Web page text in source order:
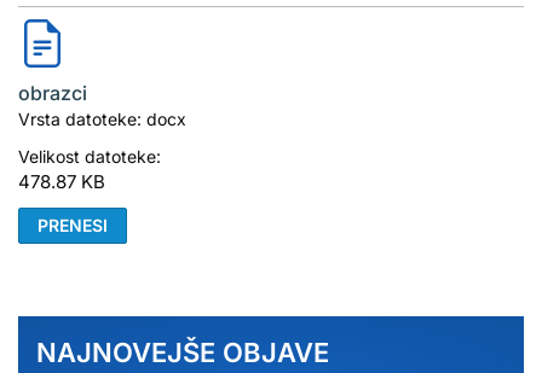
obrazci
Vrsta datoteke: docx
Velikost datoteke:
478.87 KB
PRENESI
NAJNOVEJŠE OBJAVE